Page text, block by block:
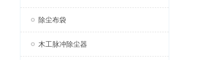
除尘布袋
木工脉冲除尘器